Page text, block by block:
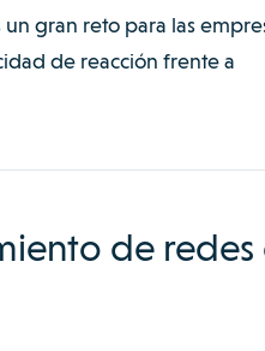
gran reto para las
de reacción frente a
de redes